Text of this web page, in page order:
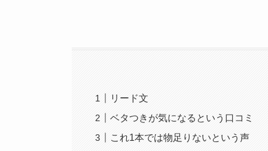
リード文
ベタつきが気になるという口コミ
これ1本では物足りないという声